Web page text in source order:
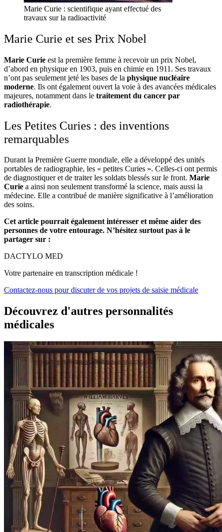
Marie Curie : scientifique ayant effectué des
travaux sur la radioactivité
Marie Curie et ses Prix Nobel
Marie Curie est la première femme à recevoir un prix Nobel,
d’abord en physique en 1903, puis en chimie en 1911. Ses travaux
n’ont pas seulement jeté les bases de la physique nucléaire
moderne. Ils ont également ouvert la voie à des avancées médicales
majeures, notamment dans le traitement du cancer par
radiothérapie.
Les Petites Curies : des inventions
remarquables
Durant la Première Guerre mondiale, elle a développé des unités
portables de radiographie, les « petites Curies ». Celles-ci ont permis
de diagnostiquer et de traiter les soldats blessés sur le front. Marie
Curie a ainsi non seulement transformé la science, mais aussi la
médecine. Elle a contribué de manière significative à l’amélioration
des soins.
Cet article pourrait également intéresser et même aider des
personnes de votre entourage. N’hésitez surtout pas à le
partager sur :
DACTYLO MED
Votre partenaire en transcription médicale !
Contactez-nous pour discuter de vos projets de saisie médicale
Découvrez d'autres personnalités
médicales